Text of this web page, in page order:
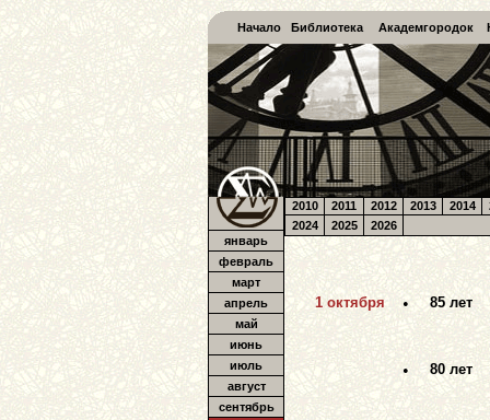
Начало Библиотека Академгородок
январь
февраль
март
апрель
май
июнь
июль
август
сентябрь
2010 2011 2012 2013 2014
2024
2025 2026
1 октября • 85 лет
• 80 лет